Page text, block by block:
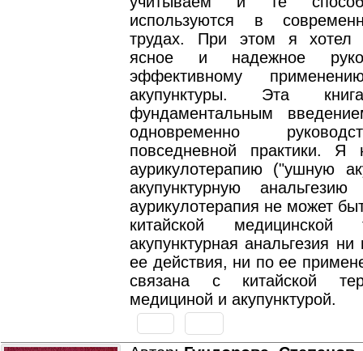
используются в
трудах. При этом я хотел
ясное и надежное
эффективному
акупунктуры. Эта
фундаментальным
одновременно
повседневной практики. Я
аурикулотерапию ("ушную
акупунктурную
аурикулотерапия не может
китайской
акупунктурная анальгезия
ее действия, ни по ее
связана с китайской
медициной и акупунктурой.